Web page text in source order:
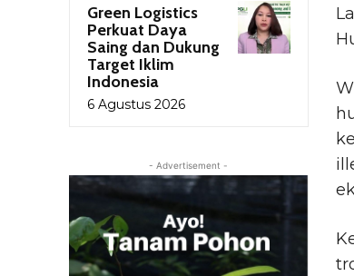
Green Logistics
Perkuat Daya
Saing dan Dukung
Target Iklim
Indonesia
6 Agustus 2026
- Advertisement -